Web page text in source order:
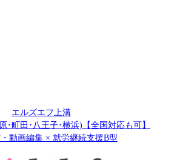
エルズエフ上溝
･町田･八王子･横浜)【全国対応も可】
動画編集 × 就労継続支援B型